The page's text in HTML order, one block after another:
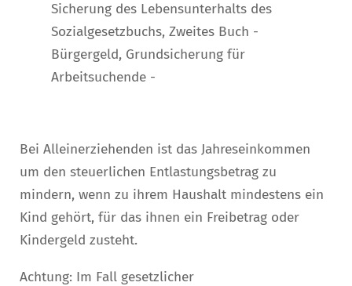
Sicherung des Lebensunterhalts des
Sozialgesetzbuchs, Zweites Buch -
Bürgergeld, Grundsicherung für
Arbeitsuchende -
Bei Alleinerziehenden ist das Jahreseinkommen
um den steuerlichen Entlastungsbetrag zu
mindern, wenn zu ihrem Haushalt mindestens ein
Kind gehört, für das ihnen ein Freibetrag oder
Kindergeld zusteht.
Achtung: Im Fall gesetzlicher